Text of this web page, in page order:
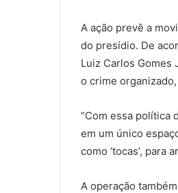
A ação prevê a
do presídio. De
Luiz Carlos
o crime
“Com essa política
em um único
como ‘tocas’,
A operação